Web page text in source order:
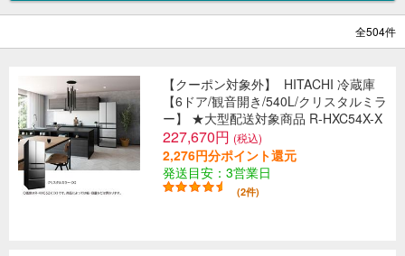
全504件
【クーポン対象外】
HITACHI 冷蔵庫
【6ドア/観音開き/540L/クリスタルミラ
ー】 ★大型配送対象商品 R-HXC54X-X
227,670円 (税込)
2,276円分ポイント還元
発送目安：3営業日
(2件)